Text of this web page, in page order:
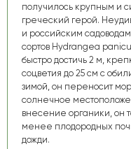
получилось крупным и
греческий герой.
и российским
сортов Hydrangea
быстро достичь 2 м,
соцветия до 25 см с
зимой, он переносит
солнечное
внесение органики, он
менее плодородных
дожди.